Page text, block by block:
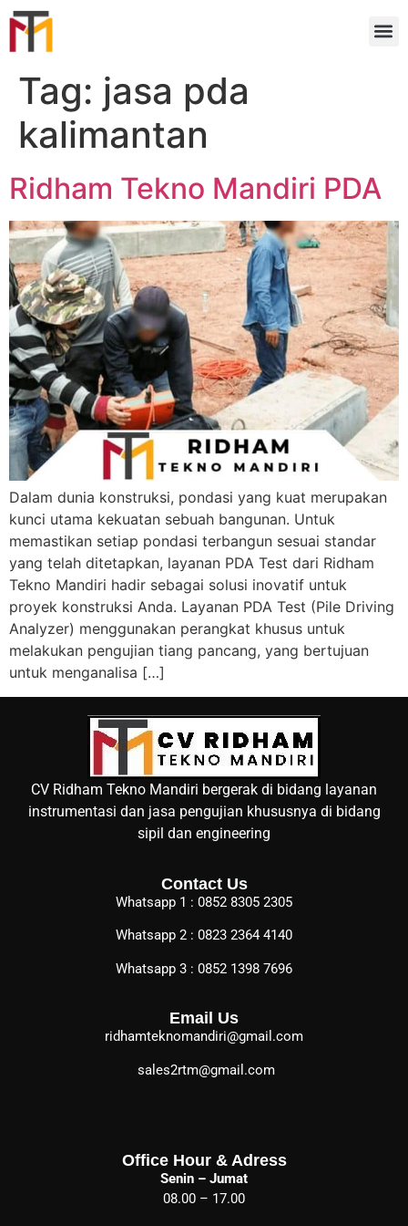
Tag: jasa pda
kalimantan
Ridham Tekno Mandiri PDA
Dalam dunia konstruksi, pondasi yang kuat merupakan
kunci utama kekuatan sebuah bangunan. Untuk
memastikan setiap pondasi terbangun sesuai standar
yang telah ditetapkan, layanan PDA Test dari Ridham
Tekno Mandiri hadir sebagai solusi inovatif untuk
proyek konstruksi Anda. Layanan PDA Test (Pile Driving
Analyzer) menggunakan perangkat khusus untuk
melakukan pengujian tiang pancang, yang bertujuan
untuk menganalisa […]
CV Ridham Tekno Mandiri bergerak di bidang layanan
instrumentasi dan jasa pengujian khususnya di bidang
sipil dan engineering
Contact Us
Whatsapp 1 : 0852 8305 2305
Whatsapp 2 : 0823 2364 4140
Whatsapp 3 : 0852 1398 7696
Email Us
ridhamteknomandiri@gmail.com
sales2rtm@gmail.com
Office Hour & Adress
Senin – Jumat
08.00 – 17.00